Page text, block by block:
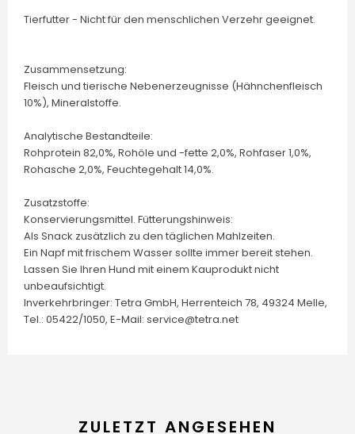
Tierfutter - Nicht für den menschlichen Verzehr geeignet.
Zusammensetzung:
Fleisch und tierische Nebenerzeugnisse (Hähnchenfleisch
10%), Mineralstoffe.
Analytische Bestandteile:
Rohprotein 82,0%, Rohöle und -fette 2,0%, Rohfaser 1,0%,
Rohasche 2,0%, Feuchtegehalt 14,0%.
Zusatzstoffe:
Konservierungsmittel. Fütterungshinweis:
Als Snack zusätzlich zu den täglichen Mahlzeiten.
Ein Napf mit frischem Wasser sollte immer bereit stehen.
Lassen Sie Ihren Hund mit einem Kauprodukt nicht
unbeaufsichtigt.
Inverkehrbringer: Tetra GmbH, Herrenteich 78, 49324 Melle,
Tel.: 05422/1050, E-Mail: service@tetra.net
ZULETZT ANGESEHEN